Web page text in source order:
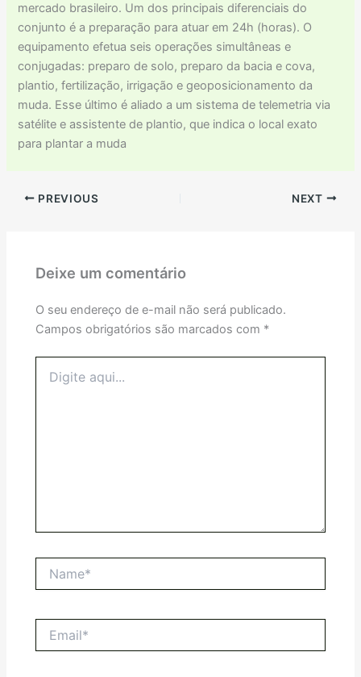
mercado brasileiro. Um dos principais diferenciais do
conjunto é a preparação para atuar em 24h (horas). O
equipamento efetua seis operações simultâneas e
conjugadas: preparo de solo, preparo da bacia e cova,
plantio, fertilização, irrigação e geoposicionamento da
muda. Esse último é aliado a um sistema de telemetria via
satélite e assistente de plantio, que indica o local exato
para plantar a muda
PREVIOUS NEXT
Deixe um comentário
O seu endereço de e-mail não será publicado.
Campos obrigatórios são marcados com *
aqui...